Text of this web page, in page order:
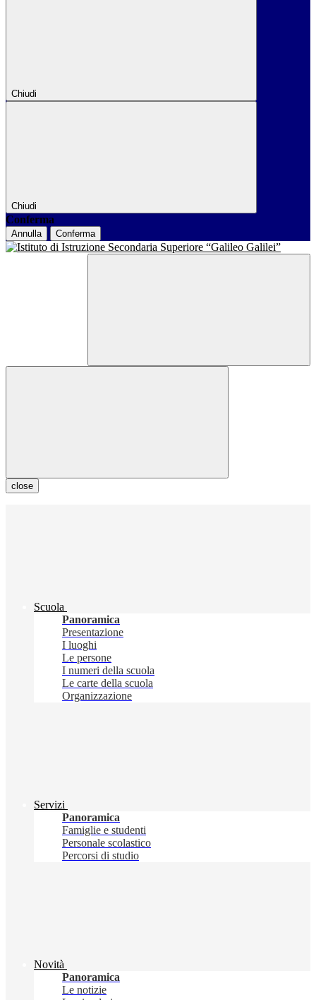
Chiudi
Chiudi
Conferma
Annulla Conferma
close
Scuola
Panoramica
Presentazione
I luoghi
Le persone
I numeri della scuola
Le carte della scuola
Organizzazione
Servizi
Panoramica
Famiglie e studenti
Personale scolastico
Percorsi di studio
Novità
Panoramica
Le notizie